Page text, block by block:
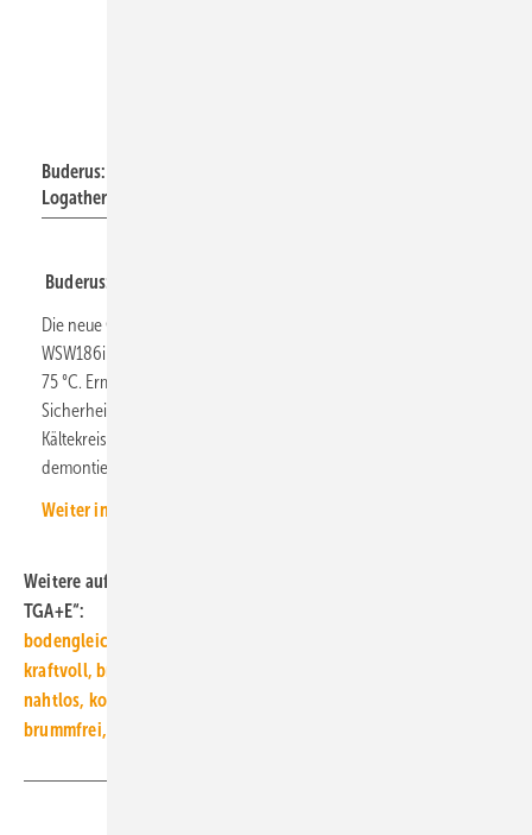
Buderus: Logatherm WSW186i und Tower-Ausführung
Logatherm WSW186i(T) mit 180-l-Warmwasserspeicher.
Buderus: R290-Sole/Wasser-Wärmepumpe
Die neue Generation der Sole/Wasser-Wärmepumpe Logatherm
WSW186i von Buderus erreicht Vorlauftemperaturen von bis zu
75 °C. Ermöglicht wird dies durch einen R290-Kältekreis und ein
Sicherheitskonzept zur Installation im Innenbereich. Das
Kältekreismodul lässt sich für einen einfachen Transport
demontieren.
Weiter informieren
Weitere aufgestöbert-Beiträge aus der Reihe „Systeme für die
TGA+E“:
bo­den­gleich, öko­lo­gisch, teil­bar
kraft­voll, brand­si­cher, be­lüf­tet
naht­los, kos­ten­güns­tig, CE-kon­form
brumm­frei, ver­netzt, taupunkt­ge­steuert